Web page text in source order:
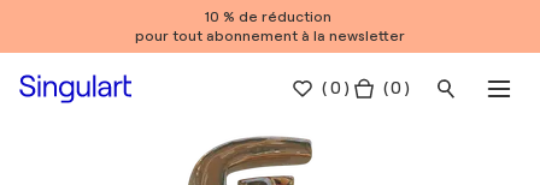
10 % de réduction
pour tout abonnement à la newsletter
(0 ) ( 0 )